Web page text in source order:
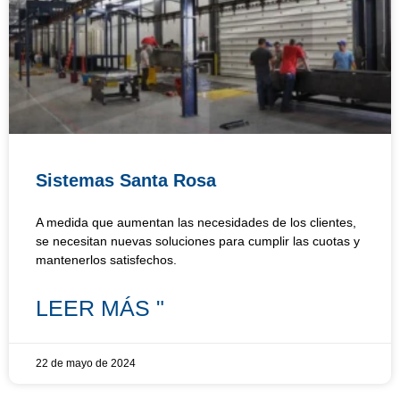
Sistemas Santa Rosa
A medida que aumentan las necesidades de los clientes,
se necesitan nuevas soluciones para cumplir las cuotas y
mantenerlos satisfechos.
LEER MÁS "
22 de mayo de 2024